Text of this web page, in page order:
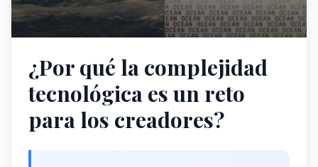
¿Por qué la complejidad
tecnológica es un reto
para los creadores?